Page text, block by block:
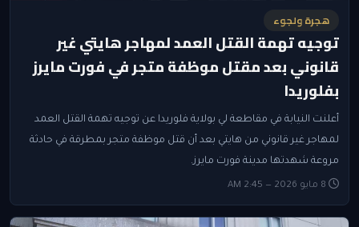
هجرة ولجوء
توجيه تهمة القتل العمد لمهاجر هايتي غير
قانوني بعد مقتل موظفة متجر في فورت مايرز
بفلوريدا
أعلنت النيابة في مقاطعة لي بولاية فلوريدا عن توجيه تهمة القتل العمد
لمهاجر غير قانوني من هايتي بعد أن قتل موظفة متجر بمطرقة في حادثة
مروعة شهدتها مدينة فورت مايرز.